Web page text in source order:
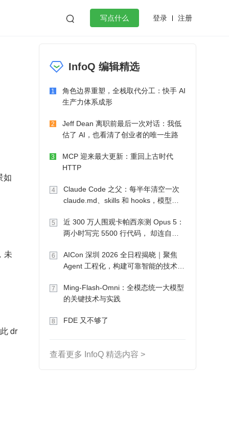
 写点什么 登录 注册
微服务架构 flutter
如
未
dr
InfoQ 编辑精选
1
角色边界重塑，全栈取代分工：快手 AI
生产力体系成形
2
Jeff Dean 离职前最后一次对话：我低
估了 AI，也看清了创业者的唯一生路
3
MCP 迎来最大更新：重回上古时代
HTTP
4
Claude Code 之父：每半年清空一次
claude.md、skills 和 hooks，模型自
5
近 300 万人围观卡帕西亲测 Opus 5：
两小时写完 5500 行代码， 却连自己
6
AICon 深圳 2026 全日程揭晓｜聚焦
Agent 工程化，构建可靠智能的技术路
7
Ming-Flash-Omni：全模态统一大模型
的关键技术与实践
8 FDE 又不够了
查看更多 InfoQ 精选内容 >